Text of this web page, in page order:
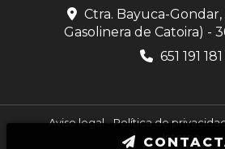
Ctra. Bayuca-
Gasolinera de Catoira) -
651 191 181
Aviso legal-Política de
Interna